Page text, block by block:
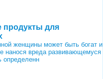
продукты для
женщины может быть богат и
нанося вреда развивающемуся
определенн